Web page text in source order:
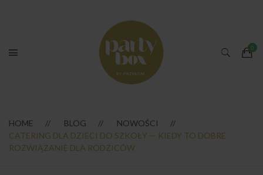
HOME BLOG
NOWOŚCI
CATERING DLA DZIECI DO SZKOŁY — KIEDY TO DOBRE
ROZWIĄZANIE DLA RODZICÓW